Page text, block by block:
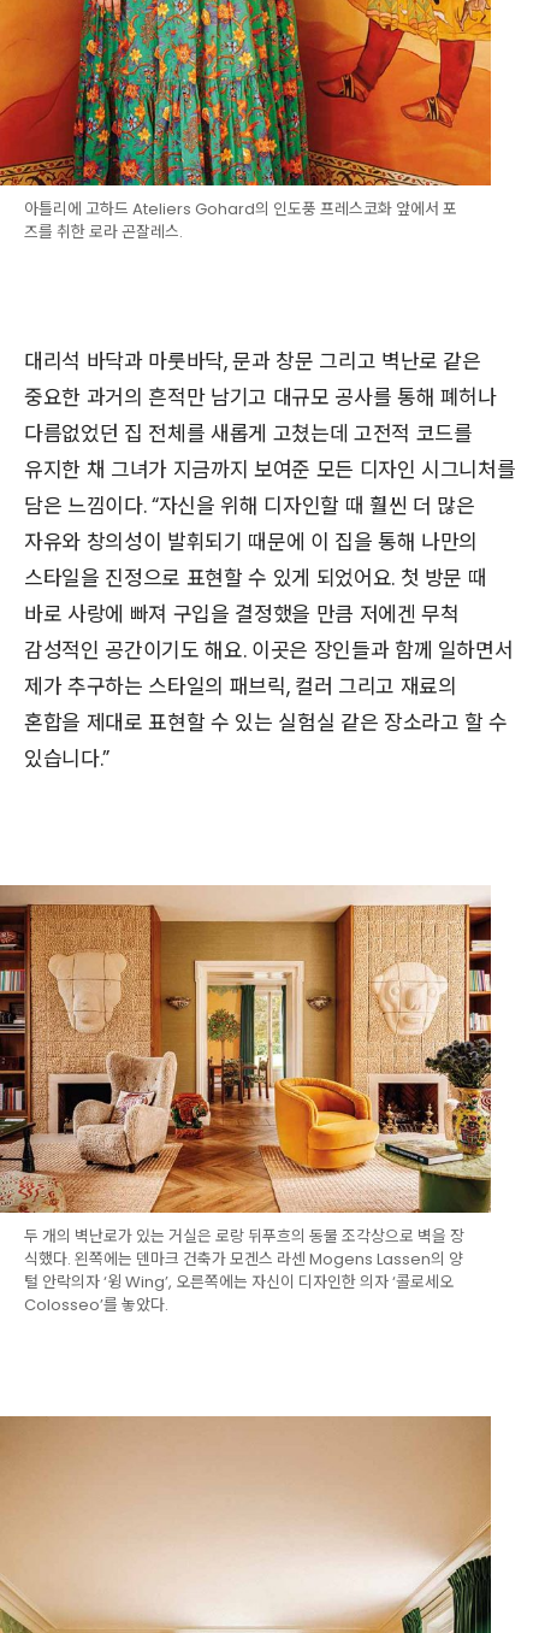
아틀리에 고하드 Ateliers Gohard의 인도풍 프레스코화 앞에서 포
즈를 취한 로라 곤잘레스.
대리석 바닥과 마룻바닥, 문과 창문 그리고 벽난로 같은
중요한 과거의 흔적만 남기고 대규모 공사를 통해 폐허나
다름없었던 집 전체를 새롭게 고쳤는데 고전적 코드를
유지한 채 그녀가 지금까지 보여준 모든 디자인 시그니처를
담은 느낌이다. “자신을 위해 디자인할 때 훨씬 더 많은
자유와 창의성이 발휘되기 때문에 이 집을 통해 나만의
스타일을 진정으로 표현할 수 있게 되었어요. 첫 방문 때
바로 사랑에 빠져 구입을 결정했을 만큼 저에겐 무척
감성적인 공간이기도 해요. 이곳은 장인들과 함께 일하면서
제가 추구하는 스타일의 패브릭, 컬러 그리고 재료의
혼합을 제대로 표현할 수 있는 실험실 같은 장소라고 할 수
있습니다.”
두 개의 벽난로가 있는 거실은 로랑 뒤푸흐의 동물 조각상으로 벽을 장
식했다. 왼쪽에는 덴마크 건축가 모겐스 라센 Mogens Lassen의 양
털 안락의자 ‘윙 Wing’, 오른쪽에는 자신이 디자인한 의자 ‘콜로세오
Colosseo’를 놓았다.